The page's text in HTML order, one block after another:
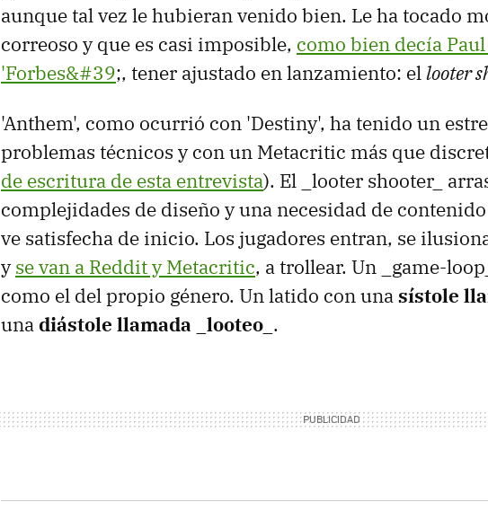
aunque tal vez le hubieran venido bien. Le ha tocado
correoso y que es casi imposible, como bien decía
'Forbes&#39;, tener ajustado en lanzamiento: ellooter
'Anthem', como ocurrió con 'Destiny', ha tenido un
problemas técnicos y con un Metacritic más que
de escritura de esta entrevista). El _looter shooter_
complejidades de diseño y una necesidad de
ve satisfecha de inicio. Los jugadores entran, se
yse van a Reddit y Metacritic, a trollear. Un _game-
como el del propio género. Un latido con unasístole
unadiástole llamada _looteo_ .